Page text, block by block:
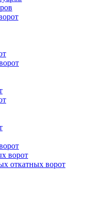
ворот
откатных ворот